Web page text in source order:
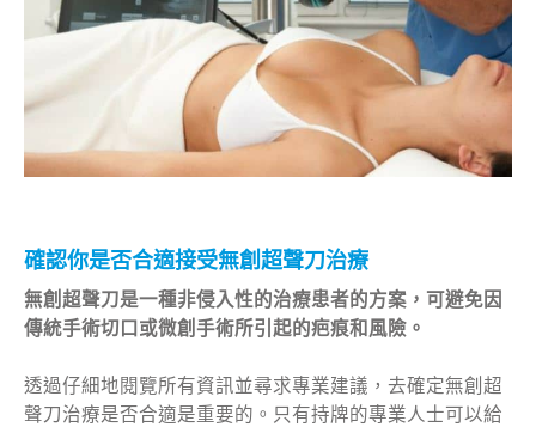
確認你是否合適接受無創超聲刀治療
無創超聲刀是一種非侵入性的治療患者的方案，可避免因
傳統手術切口或微創手術所引起的疤痕和風險。
透過仔細地閱覽所有資訊並尋求專業建議，去確定無創超
聲刀治療是否合適是重要的。只有持牌的專業人士可以給